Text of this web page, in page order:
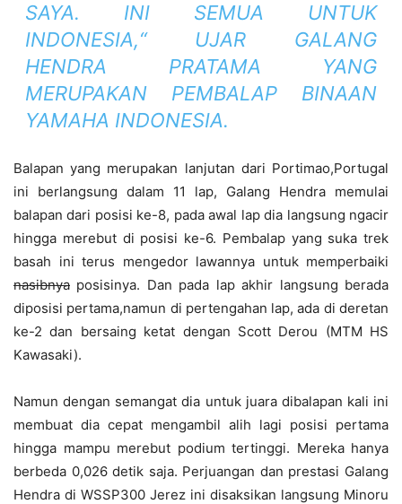
SAYA. INI SEMUA UNTUK
INDONESIA,“ UJAR GALANG
HENDRA PRATAMA YANG
MERUPAKAN PEMBALAP BINAAN
YAMAHA INDONESIA.
Balapan yang merupakan lanjutan dari Portimao,Portugal
ini berlangsung dalam 11 lap, Galang Hendra memulai
balapan dari posisi ke-8, pada awal lap dia langsung ngacir
hingga merebut di posisi ke-6. Pembalap yang suka trek
basah ini terus mengedor lawannya untuk memperbaiki
nasibnya posisinya. Dan pada lap akhir langsung berada
diposisi pertama,namun di pertengahan lap, ada di deretan
ke-2 dan bersaing ketat dengan Scott Derou (MTM HS
Kawasaki).
Namun dengan semangat dia untuk juara dibalapan kali ini
membuat dia cepat mengambil alih lagi posisi pertama
hingga mampu merebut podium tertinggi. Mereka hanya
berbeda 0,026 detik saja. Perjuangan dan prestasi Galang
Hendra di WSSP300 Jerez ini disaksikan langsung Minoru